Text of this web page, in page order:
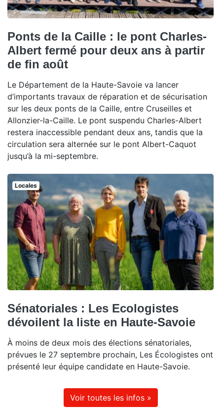
Ponts de la Caille : le pont Charles-
Albert fermé pour deux ans à partir
de fin août
Le Département de la Haute-Savoie va lancer
d’importants travaux de réparation et de sécurisation
sur les deux ponts de la Caille, entre Cruseilles et
Allonzier-la-Caille. Le pont suspendu Charles-Albert
restera inaccessible pendant deux ans, tandis que la
circulation sera alternée sur le pont Albert-Caquot
jusqu’à la mi-septembre.
Locales
Sénatoriales : Les Ecologistes
dévoilent la liste en Haute-Savoie
À moins de deux mois des élections sénatoriales,
prévues le 27 septembre prochain, Les Écologistes ont
présenté leur équipe candidate en Haute-Savoie.
Voir toutes les infos »